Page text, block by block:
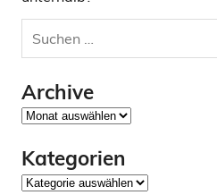
Archive
Archive
Kategorien
Kategorien